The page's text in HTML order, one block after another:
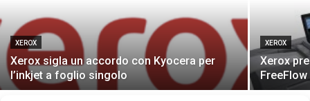
XEROX
Xerox sigla un accordo con Kyocera per
l’inkjet a foglio singolo
XEROX
Xerox